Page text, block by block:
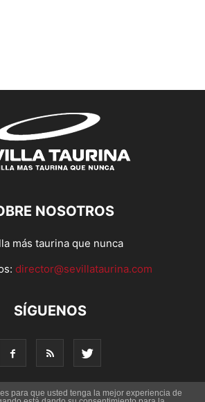
NOSOTROS
más taurina que nunca
director@sevillataurina.com
SÍGUENOS
para que usted tenga la mejor experiencia de